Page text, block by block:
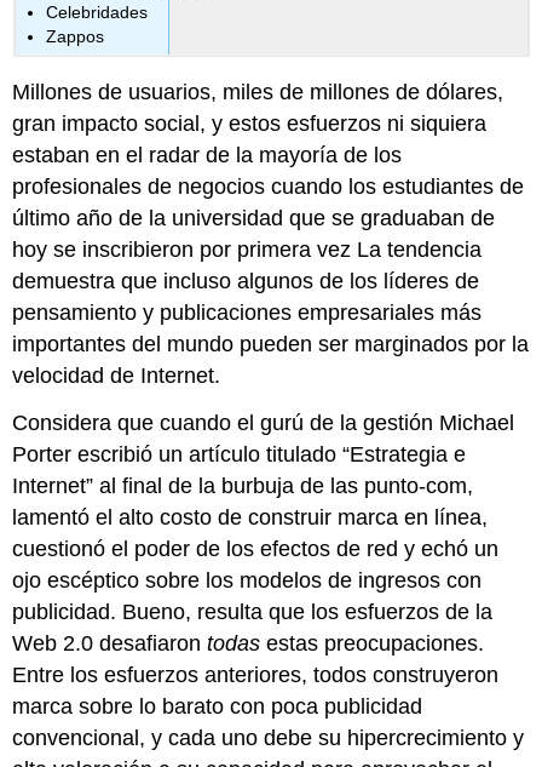
Celebridades
Zappos
Millones de usuarios, miles de millones de dólares,
gran impacto social, y estos esfuerzos ni siquiera
estaban en el radar de la mayoría de los
profesionales de negocios cuando los estudiantes de
último año de la universidad que se graduaban de
hoy se inscribieron por primera vez La tendencia
demuestra que incluso algunos de los líderes de
pensamiento y publicaciones empresariales más
importantes del mundo pueden ser marginados por la
velocidad de Internet.
Considera que cuando el gurú de la gestión Michael
Porter escribió un artículo titulado “Estrategia e
Internet” al final de la burbuja de las punto-com,
lamentó el alto costo de construir marca en línea,
cuestionó el poder de los efectos de red y echó un
ojo escéptico sobre los modelos de ingresos con
publicidad. Bueno, resulta que los esfuerzos de la
Web 2.0 desafiarontodas estas preocupaciones.
Entre los esfuerzos anteriores, todos construyeron
marca sobre lo barato con poca publicidad
convencional, y cada uno debe su hipercrecimiento y